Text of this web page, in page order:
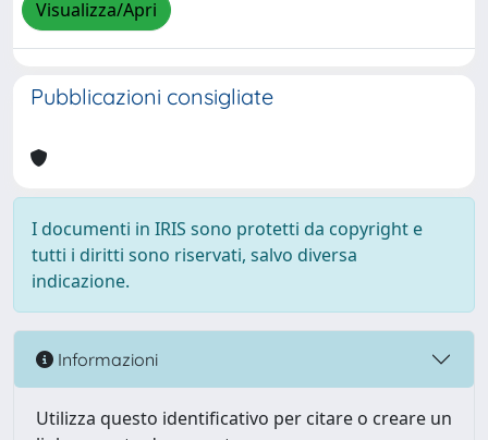
Visualizza/Apri
Pubblicazioni consigliate
I documenti in IRIS sono protetti da copyright e
tutti i diritti sono riservati, salvo diversa
indicazione.
Informazioni
Utilizza questo identificativo per citare o creare un